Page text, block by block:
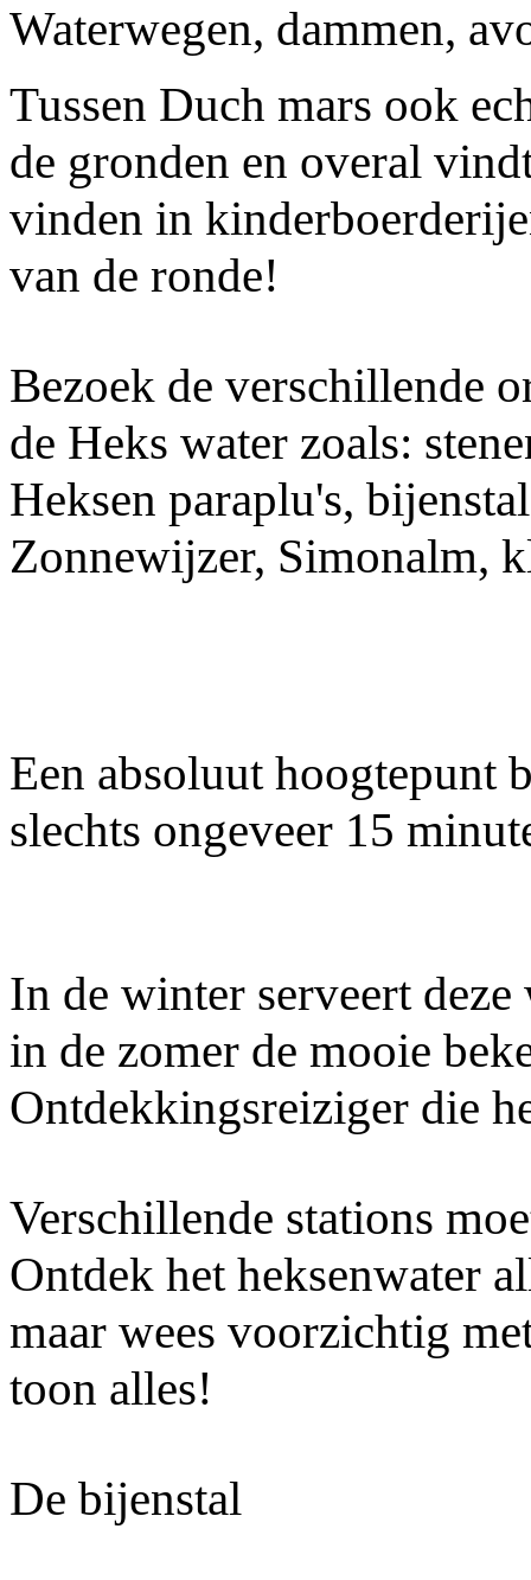
Waterwegen, dammen,
Tussen Duch mars ook
de gronden en overal
vinden in
van de ronde!
Bezoek de verschillende
de Heks water zoals:
Heksen paraplu's,
Zonnewijzer, Simonalm,
Een absoluut hoogtepunt
slechts ongeveer 15
In de winter serveert
in de zomer de mooie
Ontdekkingsreiziger die
Verschillende stations
Ontdek het heksenwater
maar wees voorzichtig
toon alles!
De bijenstal